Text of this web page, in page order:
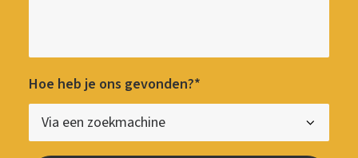
Hoe heb je ons gevonden?*